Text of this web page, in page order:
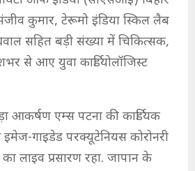
कुमार, टेरूमो इंडिया स्किल लैब
सहित बड़ी संख्या में चिकित्सक,
से आए युवा कार्डियोलॉजिस्ट
आकर्षण एम्स पटना की कार्डियक
गाइडेड परक्यूटेनियस कोरोनरी
लाइव प्रसारण रहा. जापान के